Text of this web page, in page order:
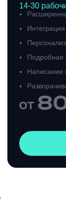
14-30
Подробная
Написание
ОТ